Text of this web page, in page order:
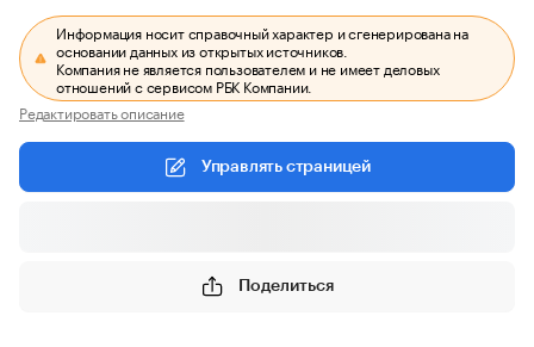
Информация носит справочный характер и сгенерирована на
основании данных из открытых источников.
Компания не является пользователем и не имеет деловых
отношений с сервисом РБК Компании.
Редактировать описание
Управлять страницей
Поделиться